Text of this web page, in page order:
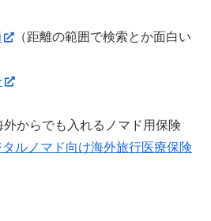
（距離の範囲で検索とか面白い
外からでも入れるノマド用保険
タルノマド向け海外旅行医療保険